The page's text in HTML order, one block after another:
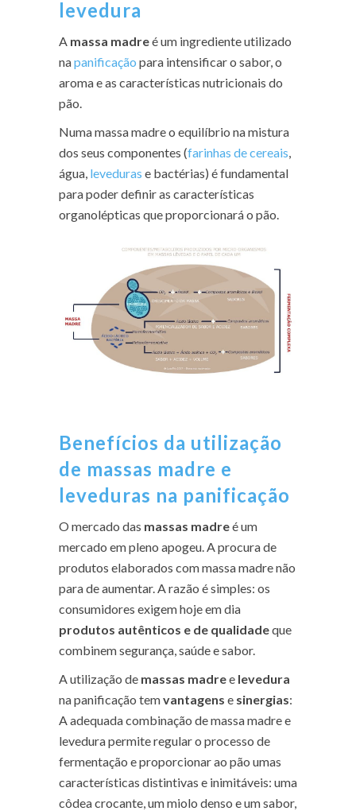
levedura
A massa madreé um ingrediente utilizado
napanificação para intensificar o sabor, o
aroma e as características nutricionais do
pão.
Numa massa madre o equilíbrio na mistura
dos seus componentes (farinhas de cereais
água, leveduras e bactérias) é fundamental
para poder definir as características
organolépticas que proporcionará o pão.
Benefícios da utilização
de massas madre e
leveduras na panificação
O mercado das massas madreé um
mercado em pleno apogeu. A procura de
produtos elaborados com massa madre não
para de aumentar. A razão é simples: os
consumidores exigem hoje em dia
produtos autênticos e de qualidadeque
combinem segurança, saúde e sabor.
A utilização de massas madree levedura
na panificação temvantagens e sinergias:
A adequada combinação de massa madre e
levedura permite regular o processo de
fermentação e proporcionar ao pão umas
características distintivas e inimitáveis: uma
côdea crocante, um miolo denso e um sabor,